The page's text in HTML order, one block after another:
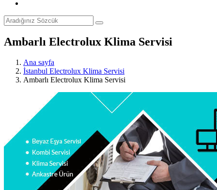
Ambarlı Electrolux Klima Servisi
Ana sayfa
İstanbul Electrolux Klima Servisi
Ambarlı Electrolux Klima Servisi